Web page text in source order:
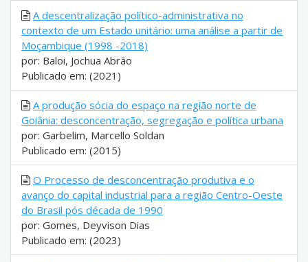
A descentralização político-administrativa no
contexto de um Estado unitário: uma análise a partir de
Moçambique (1998 -2018)
por: Baloi, Jochua Abrão
Publicado em: (2021)
A produção sócia do espaço na região norte de
Goiânia: desconcentração, segregação e política urbana
por: Garbelim, Marcello Soldan
Publicado em: (2015)
O Processo de desconcentração produtiva e o
avanço do capital industrial para a região Centro-Oeste
do Brasil pós década de 1990
por: Gomes, Deyvison Dias
Publicado em: (2023)